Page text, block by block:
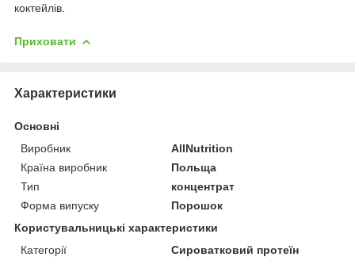
коктейлів.
Приховати
Характеристики
Основні
Виробник
AllNutrition
Країна виробник
Польща
Тип
концентрат
Форма випуску
Порошок
Користувальницькі характеристики
Категорії
Сироватковий протеїн